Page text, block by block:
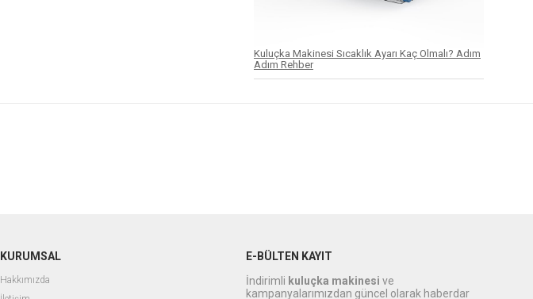
Kuluçka Makinesi Sıcaklık Ayarı Kaç Olmalı? Adım
Adım Rehber
KURUMSAL
Hakkımızda
E-BÜLTEN KAYIT
İndirimli kuluçka makinesi ve
kampanyalarımızdan güncel olarak haberdar